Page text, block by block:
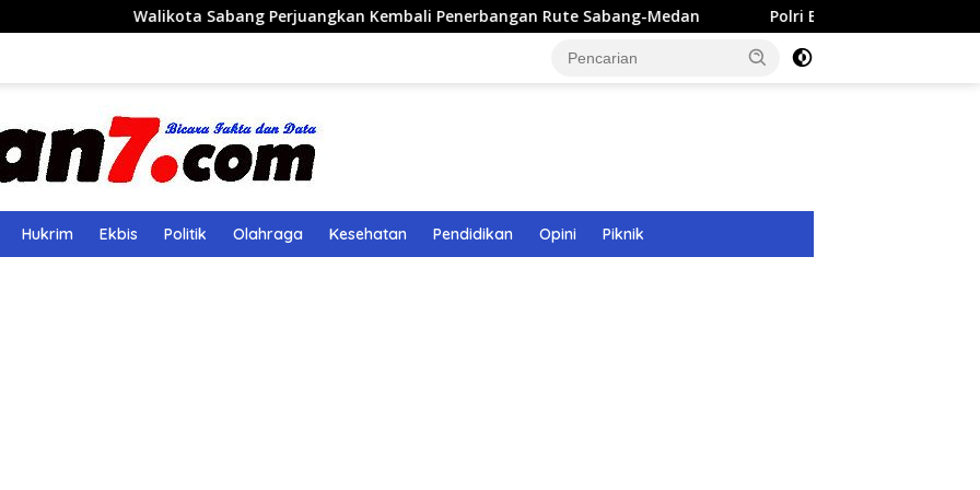
Sabang Perjuangkan Kembali Penerbangan Rute Sabang-Medan Polri Bangun 40 Titik Sumur Bor untuk Warga
Hukrim Ekbis Politik Olahraga Kesehatan Pendidikan Opini Piknik